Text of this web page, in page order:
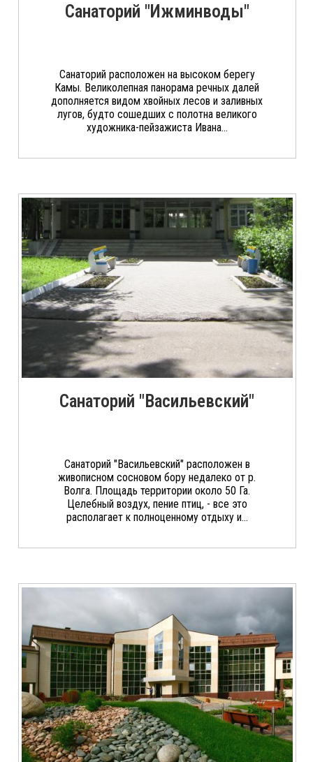
Санаторий "Ижминводы"
Санаторий расположен на высоком берегу
Камы. Великолепная панорама речных далей
дополняется видом хвойных лесов и заливных
лугов, будто сошедших с полотна великого
художника-пейзажиста Ивана...
Санаторий "Васильевский"
Санаторий "Васильевский" расположен в
живописном сосновом бору недалеко от р.
Волга. Площадь территории около 50 Га.
Целебный воздух, пение птиц, - все это
располагает к полноценному отдыху и...